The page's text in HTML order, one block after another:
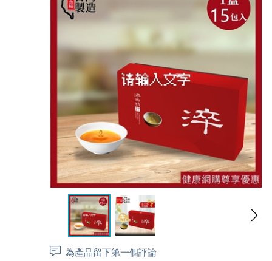
為產品留下第一個評論